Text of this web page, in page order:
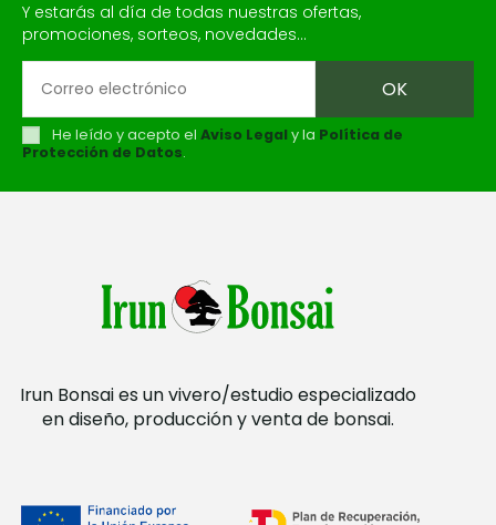
Y estarás al día de todas nuestras ofertas,
promociones, sorteos, novedades...
He leído y acepto el Aviso Legaly la Política de
Protección de Datos.
Irun Bonsai es un vivero/estudio especializado
en diseño, producción y venta de bonsai.